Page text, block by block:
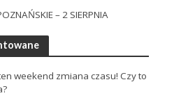
– 2 SIERPNIA
weekend zmiana czasu! Czy to